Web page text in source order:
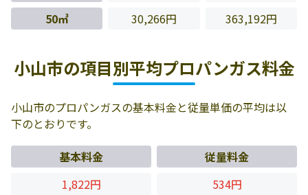
50㎥
30,266円 363,192円
小山市の項目別平均プロパンガス料金
小山市のプロパンガスの基本料金と従量単価の平均は以
下のとおりです。
基本料金
従量料金
1,822円
534円